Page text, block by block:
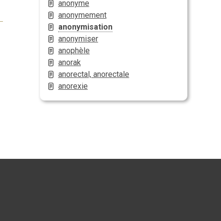
anonyme
anonymement
anonymisation
anonymiser
anophèle
anorak
anorectal, anorectale
anorexie